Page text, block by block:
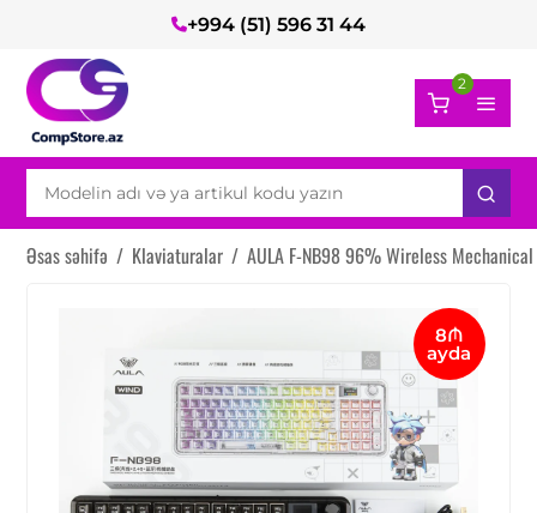
+994 (51) 596 31 44
2
Əsas səhifə / Klaviaturalar / AULA F-NB98 96% Wireless
8₼
ayda